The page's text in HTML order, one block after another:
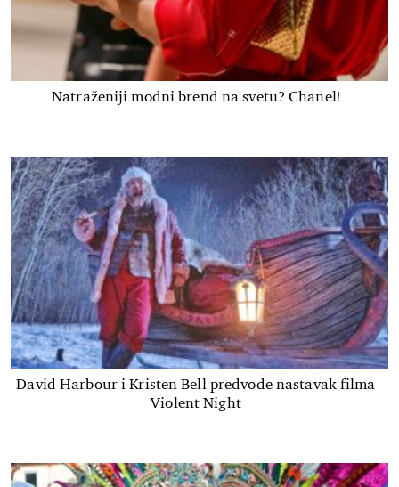
Natraženiji modni brend na svetu? Chanel!
David Harbour i Kristen Bell predvode nastavak filma
Violent Night